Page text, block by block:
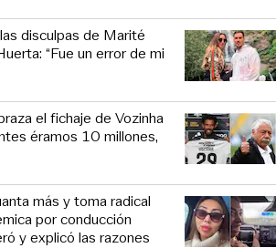
disculpas de Marité
“Fue un error de mi
el fichaje de Vozinha
éramos 10 millones,
más y toma radical
por conducción
y explicó las razones